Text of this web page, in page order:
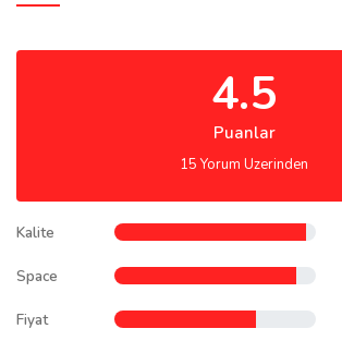
4.5
Puanlar
15 Yorum Uzerinden
Kalite
Space
Fiyat